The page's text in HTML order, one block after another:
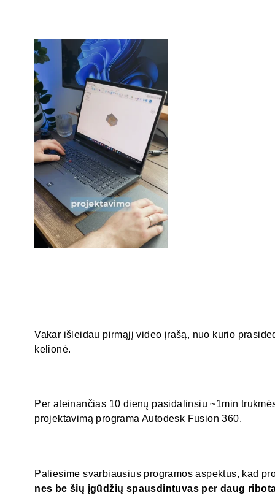
Vakar išleidau pirmąjį video įrašą, nuo kurio
kelionė.
Per ateinančias 10 dienų pasidalinsiu ~1min
projektavimą programa Autodesk Fusion 360.
Paliesime svarbiausius programos aspektus, kad
nes be šių įgūdžių spausdintuvas per daug